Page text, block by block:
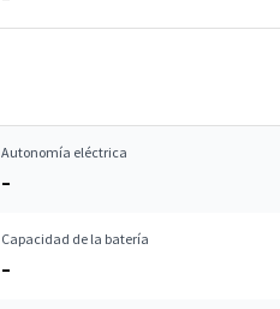
Autonomía eléctrica
–
Capacidad de la batería
–